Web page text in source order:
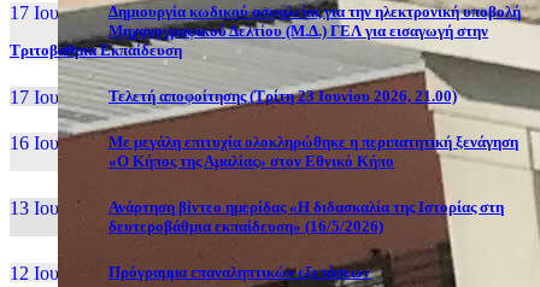
17 Ιουν, 26
Δημιουργία κωδικού ασφαλείας για την ηλεκτρονική υποβολή
Μηχανογραφικού Δελτίου (Μ.Δ.) ΓΕΛ για εισαγωγή στην
Τριτοβάθμια Εκπαίδευση
17 Ιουν, 26 Τελετή αποφοίτησης (Τρίτη 23 Ιουνίου 2026, 21.00)
16 Ιουν, 26
Με μεγάλη επιτυχία ολοκληρώθηκε η περιπατητική ξενάγηση
«Ο Κήπος της Αμαλίας» στον Εθνικό Κήπο
13 Ιουν, 26
Ανάρτηση βίντεο ημερίδας «Η διδασκαλία της Ιστορίας στη
δευτεροβάθμια εκπαίδευση» (16/5/2026)
12 Ιουν, 26 Πρόγραμμα επαναληπτικών εξετάσεων